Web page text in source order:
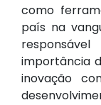
como
país na
importância
inovação